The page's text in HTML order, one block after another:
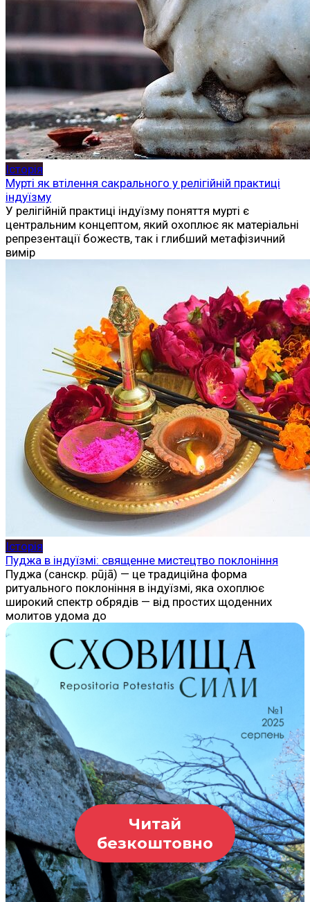
Історія
Мурті як втілення сакрального у релігійній практиці
індуїзму
У релігійній практиці індуїзму поняття мурті є
центральним концептом, який охоплює як матеріальні
репрезентації божеств, так і глибший метафізичний
вимір
Історія
Пуджа в індуїзмі: священне мистецтво поклоніння
Пуджа (санскр. pūjā) — це традиційна форма
ритуального поклоніння в індуїзмі, яка охоплює
широкий спектр обрядів — від простих щоденних
молитов удома до
Читай
безкоштовно